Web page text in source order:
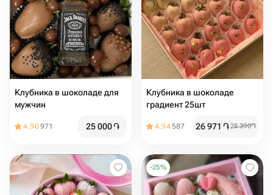
Клубника в шоколаде для
мужчин
4.90971 25 000֏
Клубника в шоколаде
градиент 25шт
4.94587 26 971 ֏28 390֏
-25%